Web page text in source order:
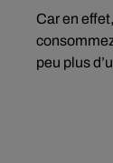
Car en
peu plus